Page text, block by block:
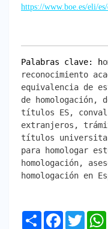
https://www.boe.es/eli/
Palabras clave: h
reconocimiento
equivalencia de
de homologación,
títulos ES,
extranjeros,
títulos
para homologar
homologación,
homologación en
ShareFacebook